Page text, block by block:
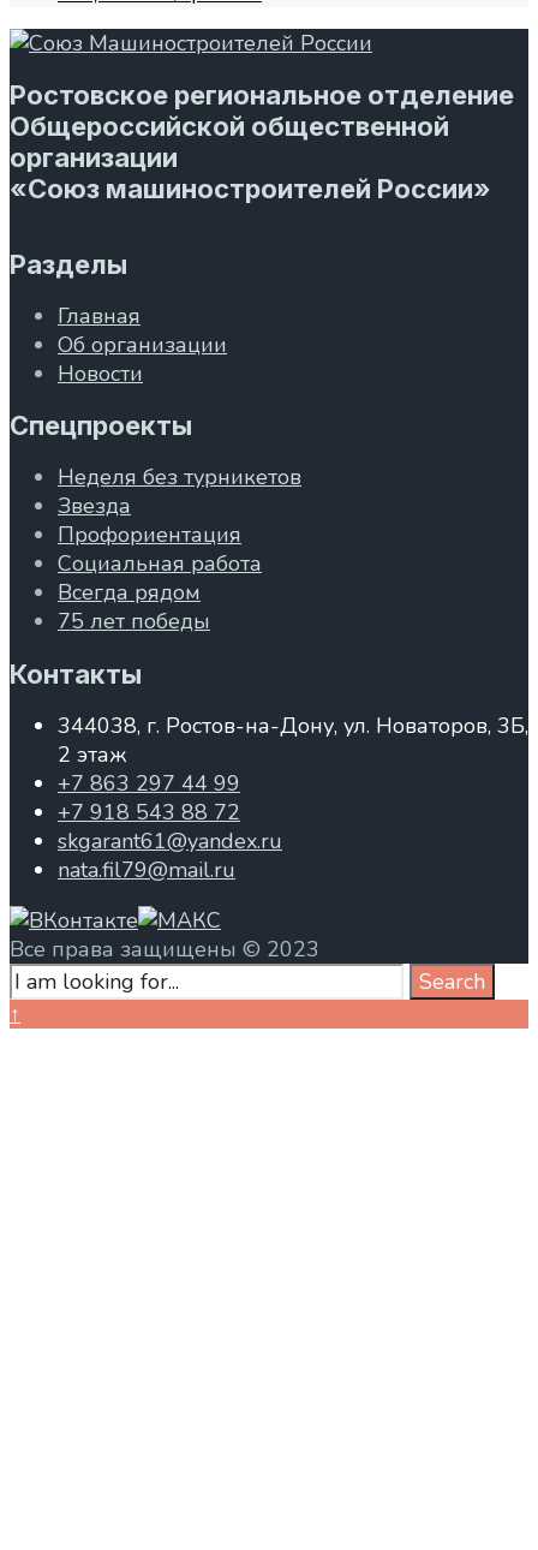
Ростовское региональное отделение
Общероссийской общественной
организации
«Союз машиностроителей России»
Разделы
Главная
Об организации
Новости
Спецпроекты
Неделя без турникетов
Звезда
Профориентация
Социальная работа
Всегда рядом
75 лет победы
Контакты
344038, г. Ростов-на-Дону, ул. Новаторов, 3Б,
2 этаж
+7 863 297 44 99
+7 918 543 88 72
skgarant61@yandex.ru
nata.fil79@mail.ru
Все права защищены © 2023
Search
for:
Search
Close
↑